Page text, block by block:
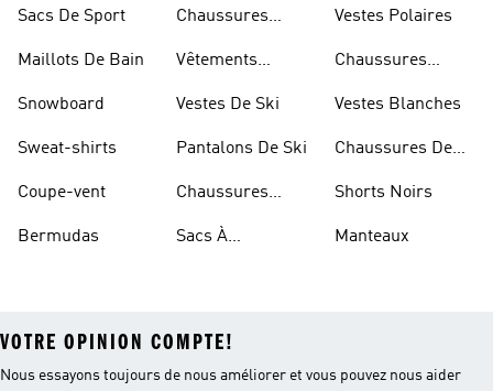
Sacs De Sport
Maillots De Bain
Snowboard
Sweat-shirts
Coupe-vent
Bermudas
Chaussures
Vêtements
Vestes De Ski
Pantalons De Ski
Chaussures
Sacs À
Vestes Polaires
Chaussures
Vestes Blanches
Chaussures De
Shorts Noirs
Manteaux
VOTRE OPINION COMPTE!
Nous essayons toujours de nous améliorer et vous pouvez nous aider